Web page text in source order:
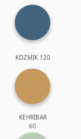
KOZMİK 120
KEHRİBAR
60